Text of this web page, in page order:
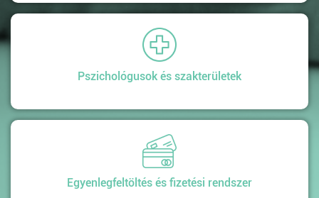
Pszichológusok és szakterületek
Egyenlegfeltöltés és fizetési rendszer